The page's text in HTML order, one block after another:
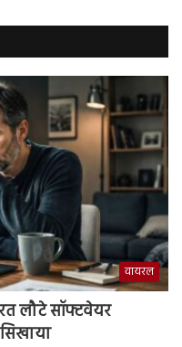
वायरल
लौटे सॉफ्टवेयर